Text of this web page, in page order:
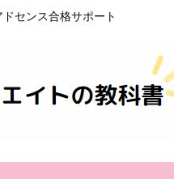
センス合格サポート